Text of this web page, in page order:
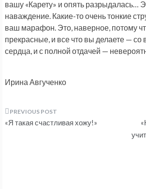
вашу «Карету» и опять разрыдалась…
наваждение. Какие-то очень тонкие
ваш марафон. Это, наверное, потому
прекрасные, и все что вы делаете — со
сердца, и с полной отдачей —
Ирина Авгученко
Навигация
«Я такая счастливая хожу!»